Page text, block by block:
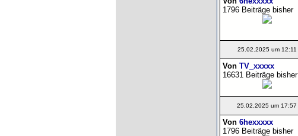
1796 Beiträge bisher
25.02.2025 um 12:11
Von TV_xxxxx
16631 Beiträge bisher
25.02.2025 um 17:57
Von 6hexxxxx
1796 Beiträge bisher